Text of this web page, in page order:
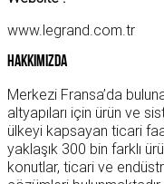
www.legrand.com.tr
Hakkımızda
Merkezi Fransa’da
altyapıları için ürün ve
ülkeyi kapsayan ticari
yaklaşık 300 bin farklı
konutlar, ticari ve